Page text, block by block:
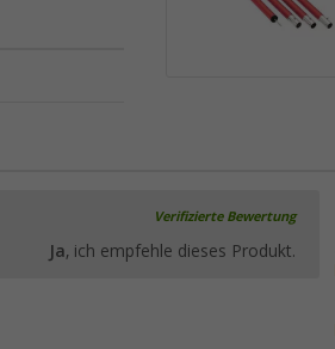
Verifizierte Bewertung
Ja, ich empfehle dieses Produkt.